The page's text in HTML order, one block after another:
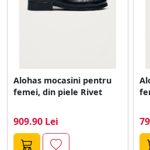
Alohas mocasini pentru
femei, din piele Rivet
909.90 Lei